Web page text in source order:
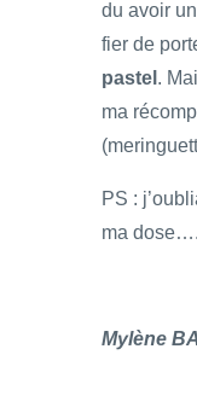
du avoir
fier de
pastel .
ma
PS :
ma
Mylène